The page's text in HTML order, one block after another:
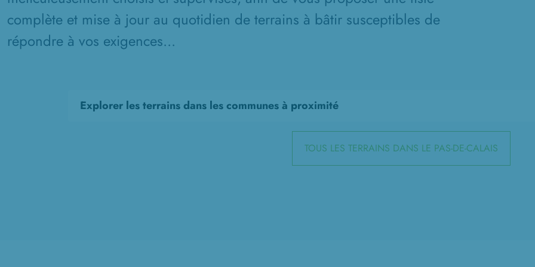
complète et mise à jour au quotidien de terrains à bâtir susceptibles de
répondre à vos exigences...
Explorer les terrains dans les communes à proximité
TOUS LES TERRAINS DANS LE PAS-DE-CALAIS